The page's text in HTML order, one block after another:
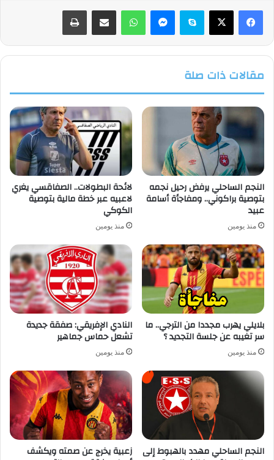
فيسبوك سكايب واتساب
مقالات ذات صلة
النجم الساحلي يرفض رحيل نجمه
بتوصية براكوني.. ومفاجأة أسامة
عبيد
منذ يومين
لائحة البطولات.. الصفاقسي يغري
لاعبيه عبر خطة مالية بتوصية
الكوكي
منذ يومين
بلايلي يهرب مجددا من الترجي.. ما
سر تغيبه عن جلسة التجديد ؟
منذ يومين
النادي الإفريقي: صفقة جديدة
تشعل حماس جماهير
منذ يومين
النجم الساحلي مهدد بالهبوط إلى زعبية يخرج عن صمته ويكشف